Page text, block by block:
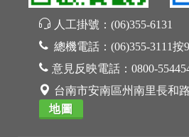
人工掛號： (06)355-6131
總機電話： (06)355-3111按9
意見反映電話： 0800-
台南市安南區州南里長和
地圖